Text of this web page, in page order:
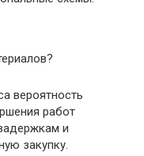
вероятность
работ
и
закупку.